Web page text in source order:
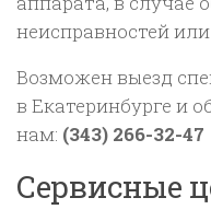
неисправностей или
Возможен выезд
в Екатеринбурге и
нам: (343) 266-32-47
Сервисные